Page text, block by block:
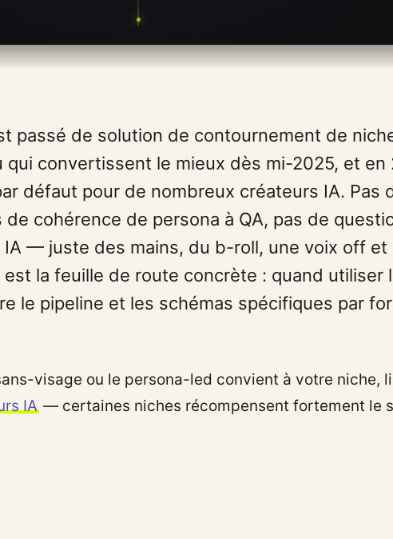
passé de solution de contournement de
convertissent le mieux dès mi-2025, et en
défaut pour de nombreux créateurs IA. Pas
de cohérence de persona à QA, pas de
— juste des mains, du b-roll, une voix off et
la feuille de route concrète : quand utiliser
le pipeline et les schémas spécifiques par
visage ou le persona-led convient à votre niche,
IA — certaines niches récompensent fortement le